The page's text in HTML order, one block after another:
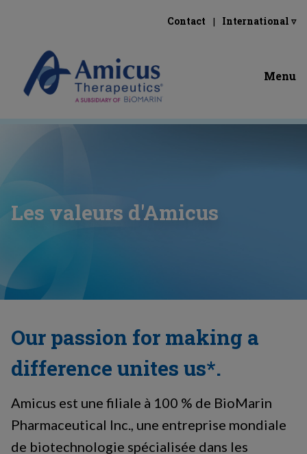
Contact International ▿
Menu
Les valeurs d'Amicus
Our passion for making a
difference unites us*.
Amicus est une filiale à 100 % de BioMarin
Pharmaceutical Inc., une entreprise mondiale
de biotechnologie spécialisée dans les